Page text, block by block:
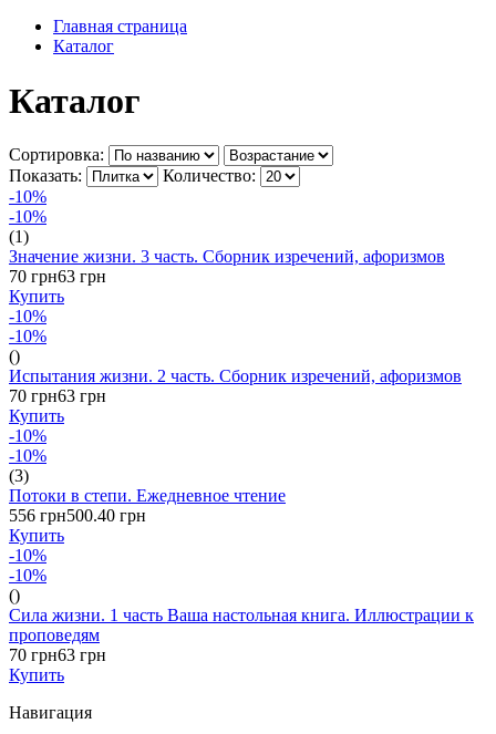
Главная страница
Каталог
Каталог
Сортировка:
Показать:
Количество:
-10%
-10%
(1)
Значение жизни. 3 часть. Сборник изречений, афоризмов
70 грн63 грн
Купить
-10%
-10%
()
Испытания жизни. 2 часть. Сборник изречений, афоризмов
70 грн63 грн
Купить
-10%
-10%
(3)
Потоки в степи. Ежедневное чтение
556 грн500.40 грн
Купить
-10%
-10%
()
Сила жизни. 1 часть Ваша настольная книга. Иллюстрации к
проповедям
70 грн63 грн
Купить
Навигация